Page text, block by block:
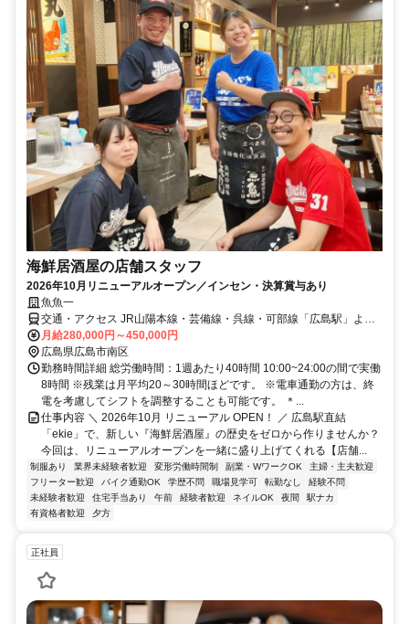
海鮮居酒屋の店舗スタッフ
2026年10月リニューアルオープン／インセン・決算賞与あり
魚魚一
交通・アクセス JR山陽本線・芸備線・呉線・可部線「広島駅」より
徒歩2分
月給280,000円～450,000円
広島県広島市南区
勤務時間詳細 総労働時間：1週あたり40時間 10:00~24:00の間で実働
8時間 ※残業は月平均20～30時間ほどです。 ※電車通勤の方は、終
電を考慮してシフトを調整することも可能です。 ＊...
仕事内容 ＼ 2026年10月 リニューアル OPEN！ ／ 広島駅直結
「ekie」で、新しい『海鮮居酒屋』の歴史をゼロから作りませんか？
今回は、リニューアルオープンを一緒に盛り上げてくれる【店舗...
制服あり 業界未経験者歓迎 変形労働時間制 副業・WワークOK
主婦・主夫歓迎
フリーター歓迎
バイク通勤OK 学歴不問 職場見学可 転勤なし
経験不問
未経験者歓迎
住宅手当あり 午前 経験者歓迎 ネイルOK 夜間
駅ナカ
有資格者歓迎
夕方
正社員